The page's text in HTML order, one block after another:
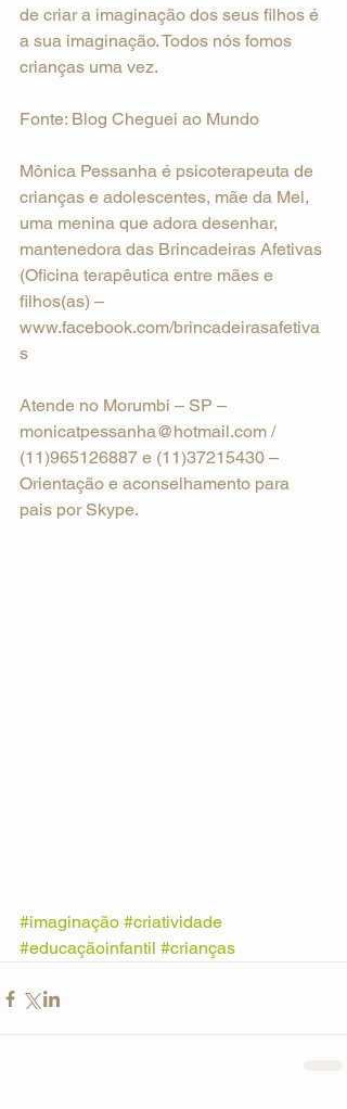
de criar a imaginação dos seus filhos é
a sua imaginação. Todos nós fomos
crianças uma vez.
Fonte: Blog Cheguei ao Mundo
Mônica Pessanha é psicoterapeuta de
crianças e adolescentes, mãe da Mel,
uma menina que adora desenhar,
mantenedora das Brincadeiras Afetivas
(Oficina terapêutica entre mães e
filhos(as) –
www.facebook.com/brincadeirasafetiva
s
Atende no Morumbi – SP –
monicatpessanha@hotmail.com /
(11)965126887 e (11)37215430 –
Orientação e aconselhamento para
pais por Skype.
#imaginação #criatividade
#educaçãoinfantil #crianças